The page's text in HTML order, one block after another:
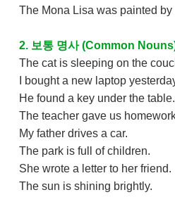
The Mona Lisa was painted
2. 보통 명사 (Common
The cat is sleeping on the
I bought a new laptop
He found a key under the table.
The teacher gave us
My father drives a car.
The park is full of children.
She wrote a letter to her friend.
The sun is shining brightly.